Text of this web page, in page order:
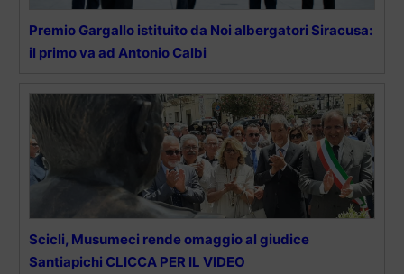
Premio Gargallo istituito da Noi albergatori Siracusa:
il primo va ad Antonio Calbi
Scicli, Musumeci rende omaggio al giudice
Santiapichi CLICCA PER IL VIDEO